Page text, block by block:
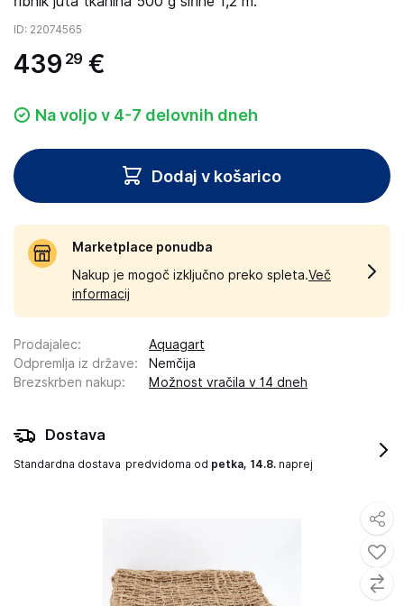
ID: 22074565
439 29 €
Na voljo v 4-7 delovnih dneh
Dodaj v košarico
Marketplace ponudba
Nakup je mogoč izključno preko spleta.Več
informacij
Prodajalec:
Aquagart
Odpremlja iz države:
Nemčija
Brezskrben nakup: Možnost vračila v 14 dneh
Dostava
Standardna dostava predvidoma od petka, 14.8. naprej